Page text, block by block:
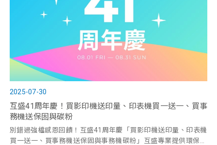
2025-07-30
互盛41周年慶！買影印機送印量、印表機買一送一、買事
務機送保固與碳粉
別錯過強檔感恩回饋！互盛41周年慶「買影印機送印量、印表機
買一送一、買事務機送保固與事務機碳粉」互盛專業提供環保影